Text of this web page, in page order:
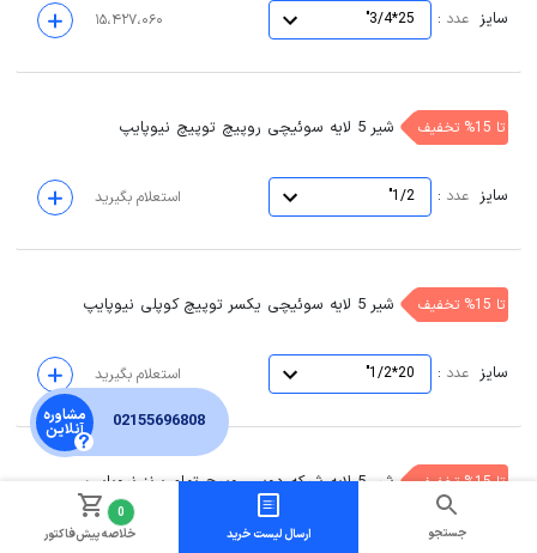
جستجو ارسال لیست خرید
0
خلاصه پیش‌فاکتور
سایز عدد :
25*3/4" ۱۵،۴۲۷،۰۶۰
تا 15% تخفیف شیر 5 لایه سوئیچی روپیچ توپیچ نیوپایپ
سایز عدد :
1/2" استعلام بگیرید
تا 15% تخفیف شیر 5 لایه سوئیچی یکسر توپیچ کوپلی نیوپایپ
سایز عدد :
20*1/2" استعلام بگیرید
تا 15% تخفیف شیر 5 لایه شبکه دوسر روپیچ تمام برنز نیوپایپ
مشاوره
آنلاین 02155696808